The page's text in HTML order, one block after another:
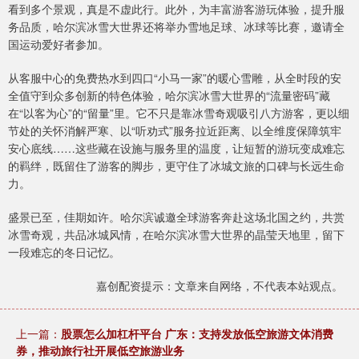
看到多个景观，真是不虚此行。此外，为丰富游客游玩体验，提升服
务品质，哈尔滨冰雪大世界还将举办雪地足球、冰球等比赛，邀请全
国运动爱好者参加。
从客服中心的免费热水到四口“小马一家”的暖心雪雕，从全时段的安
全值守到众多创新的特色体验，哈尔滨冰雪大世界的“流量密码”藏
在“以客为心”的“留量”里。它不只是靠冰雪奇观吸引八方游客，更以细
节处的关怀消解严寒、以“听劝式”服务拉近距离、以全维度保障筑牢
安心底线……这些藏在设施与服务里的温度，让短暂的游玩变成难忘
的羁绊，既留住了游客的脚步，更守住了冰城文旅的口碑与长远生命
力。
盛景已至，佳期如许。哈尔滨诚邀全球游客奔赴这场北国之约，共赏
冰雪奇观，共品冰城风情，在哈尔滨冰雪大世界的晶莹天地里，留下
一段难忘的冬日记忆。
嘉创配资提示：文章来自网络，不代表本站观点。
上一篇： 股票怎么加杠杆平台 广东：支持发放低空旅游文体消费
券，推动旅行社开展低空旅游业务